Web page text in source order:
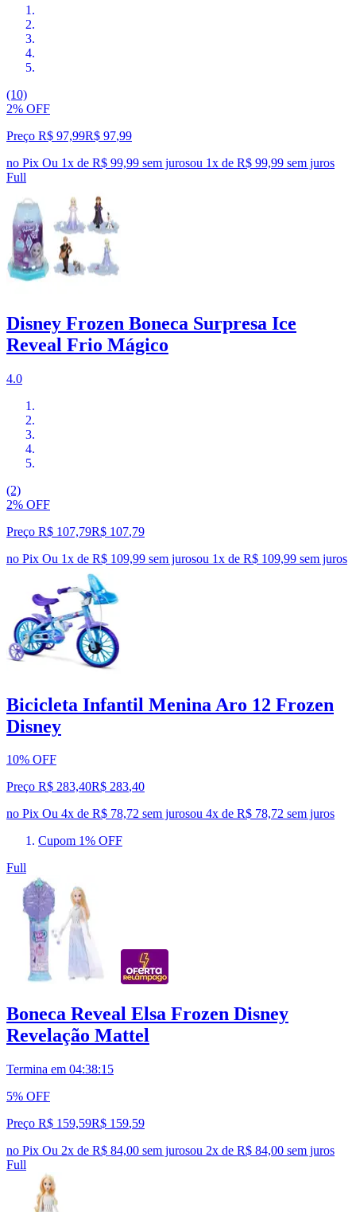
(10)
2% OFF
Preço R$ 97,99R$ 97,99
no Pix Ou 1x de R$ 99,99 sem jurosou 1x de R$ 99,99 sem juros
Full
Disney Frozen Boneca Surpresa Ice
Reveal Frio Mágico
4.0
(2)
2% OFF
Preço R$ 107,79R$ 107,79
no Pix Ou 1x de R$ 109,99 sem jurosou 1x de R$ 109,99 sem juros
Bicicleta Infantil Menina Aro 12 Frozen
Disney
10% OFF
Preço R$ 283,40R$ 283,40
no Pix Ou 4x de R$ 78,72 sem jurosou 4x de R$ 78,72 sem juros
Cupom 1% OFF
Full
Boneca Reveal Elsa Frozen Disney
Revelação Mattel
Termina em 04:38:14
5% OFF
Preço R$ 159,59R$ 159,59
no Pix Ou 2x de R$ 84,00 sem jurosou 2x de R$ 84,00 sem juros
Full